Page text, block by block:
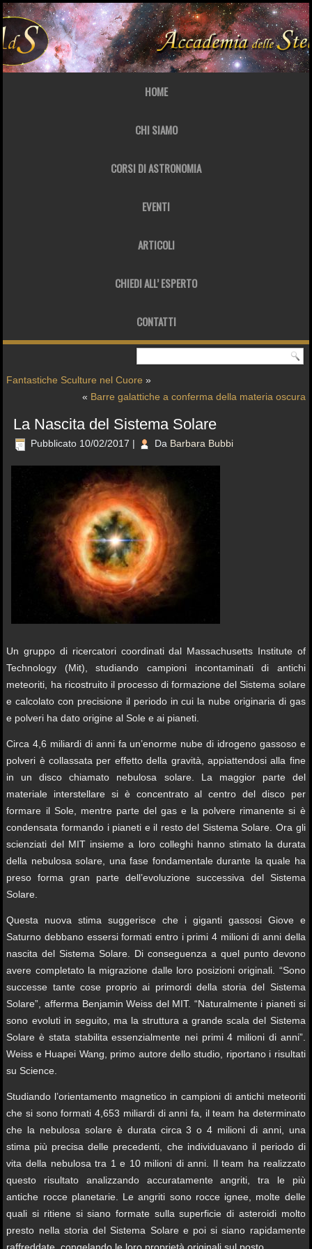
HOME
CHI SIAMO
CORSI DI ASTRONOMIA
EVENTI
ARTICOLI
CHIEDI ALL’ ESPERTO
CONTATTI
Fantastiche Sculture nel Cuore »
« Barre galattiche a conferma della materia oscura
La Nascita del Sistema Solare
Pubblicato 10/02/2017 | Da Barbara Bubbi
Un gruppo di ricercatori coordinati dal Massachusetts Institute of
Technology (Mit), studiando campioni incontaminati di antichi
meteoriti, ha ricostruito il processo di formazione del Sistema solare
e calcolato con precisione il periodo in cui la nube originaria di gas
e polveri ha dato origine al Sole e ai pianeti.
Circa 4,6 miliardi di anni fa un’enorme nube di idrogeno gassoso e
polveri è collassata per effetto della gravità, appiattendosi alla fine
in un disco chiamato nebulosa solare. La maggior parte del
materiale interstellare si è concentrato al centro del disco per
formare il Sole, mentre parte del gas e la polvere rimanente si è
condensata formando i pianeti e il resto del Sistema Solare. Ora gli
scienziati del MIT insieme a loro colleghi hanno stimato la durata
della nebulosa solare, una fase fondamentale durante la quale ha
preso forma gran parte dell’evoluzione successiva del Sistema
Solare.
Questa nuova stima suggerisce che i giganti gassosi Giove e
Saturno debbano essersi formati entro i primi 4 milioni di anni della
nascita del Sistema Solare. Di conseguenza a quel punto devono
avere completato la migrazione dalle loro posizioni originali. “Sono
successe tante cose proprio ai primordi della storia del Sistema
Solare”, afferma Benjamin Weiss del MIT. “Naturalmente i pianeti si
sono evoluti in seguito, ma la struttura a grande scala del Sistema
Solare è stata stabilita essenzialmente nei primi 4 milioni di anni”.
Weiss e Huapei Wang, primo autore dello studio, riportano i risultati
su Science.
Studiando l’orientamento magnetico in campioni di antichi meteoriti
che si sono formati 4,653 miliardi di anni fa, il team ha determinato
che la nebulosa solare è durata circa 3 o 4 milioni di anni, una
stima più precisa delle precedenti, che individuavano il periodo di
vita della nebulosa tra 1 e 10 milioni di anni. Il team ha realizzato
questo risultato analizzando accuratamente angriti, tra le più
antiche rocce planetarie. Le angriti sono rocce ignee, molte delle
quali si ritiene si siano formate sulla superficie di asteroidi molto
presto nella storia del Sistema Solare e poi si siano rapidamente
raffreddate, congelando le loro proprietà originali sul posto.